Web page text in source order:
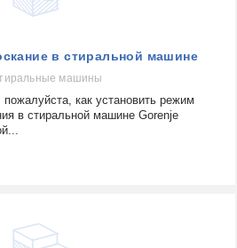
в стиральной машине
машины
как установить режим
в стиральной машине Gorenje